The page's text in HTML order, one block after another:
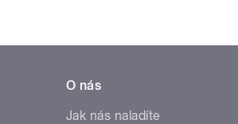
O nás
Jak nás naladíte